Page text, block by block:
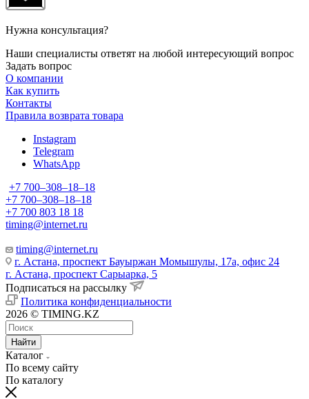
Нужна консультация?
Наши специалисты ответят на любой интересующий вопрос
Задать вопрос
О компании
Как купить
Контакты
Правила возврата товара
Instagram
Telegram
WhatsApp
+7 700‒308‒18‒18
+7 700‒308‒18‒18
+7 700 803 18 18
timing@internet.ru
timing@internet.ru
г. Астана, проспект Бауыржан Момышулы, 17а, офис 24
г. Астана, проспект Сарыарка, 5
Подписаться на рассылку
Политика конфиденциальности
2026 © TIMING.KZ
Найти
Каталог
По всему сайту
По каталогу